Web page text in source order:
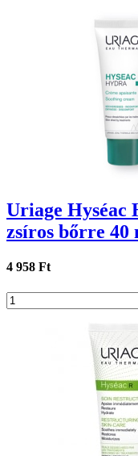
Uriage
zsíros bőrre 40
4 958 Ft